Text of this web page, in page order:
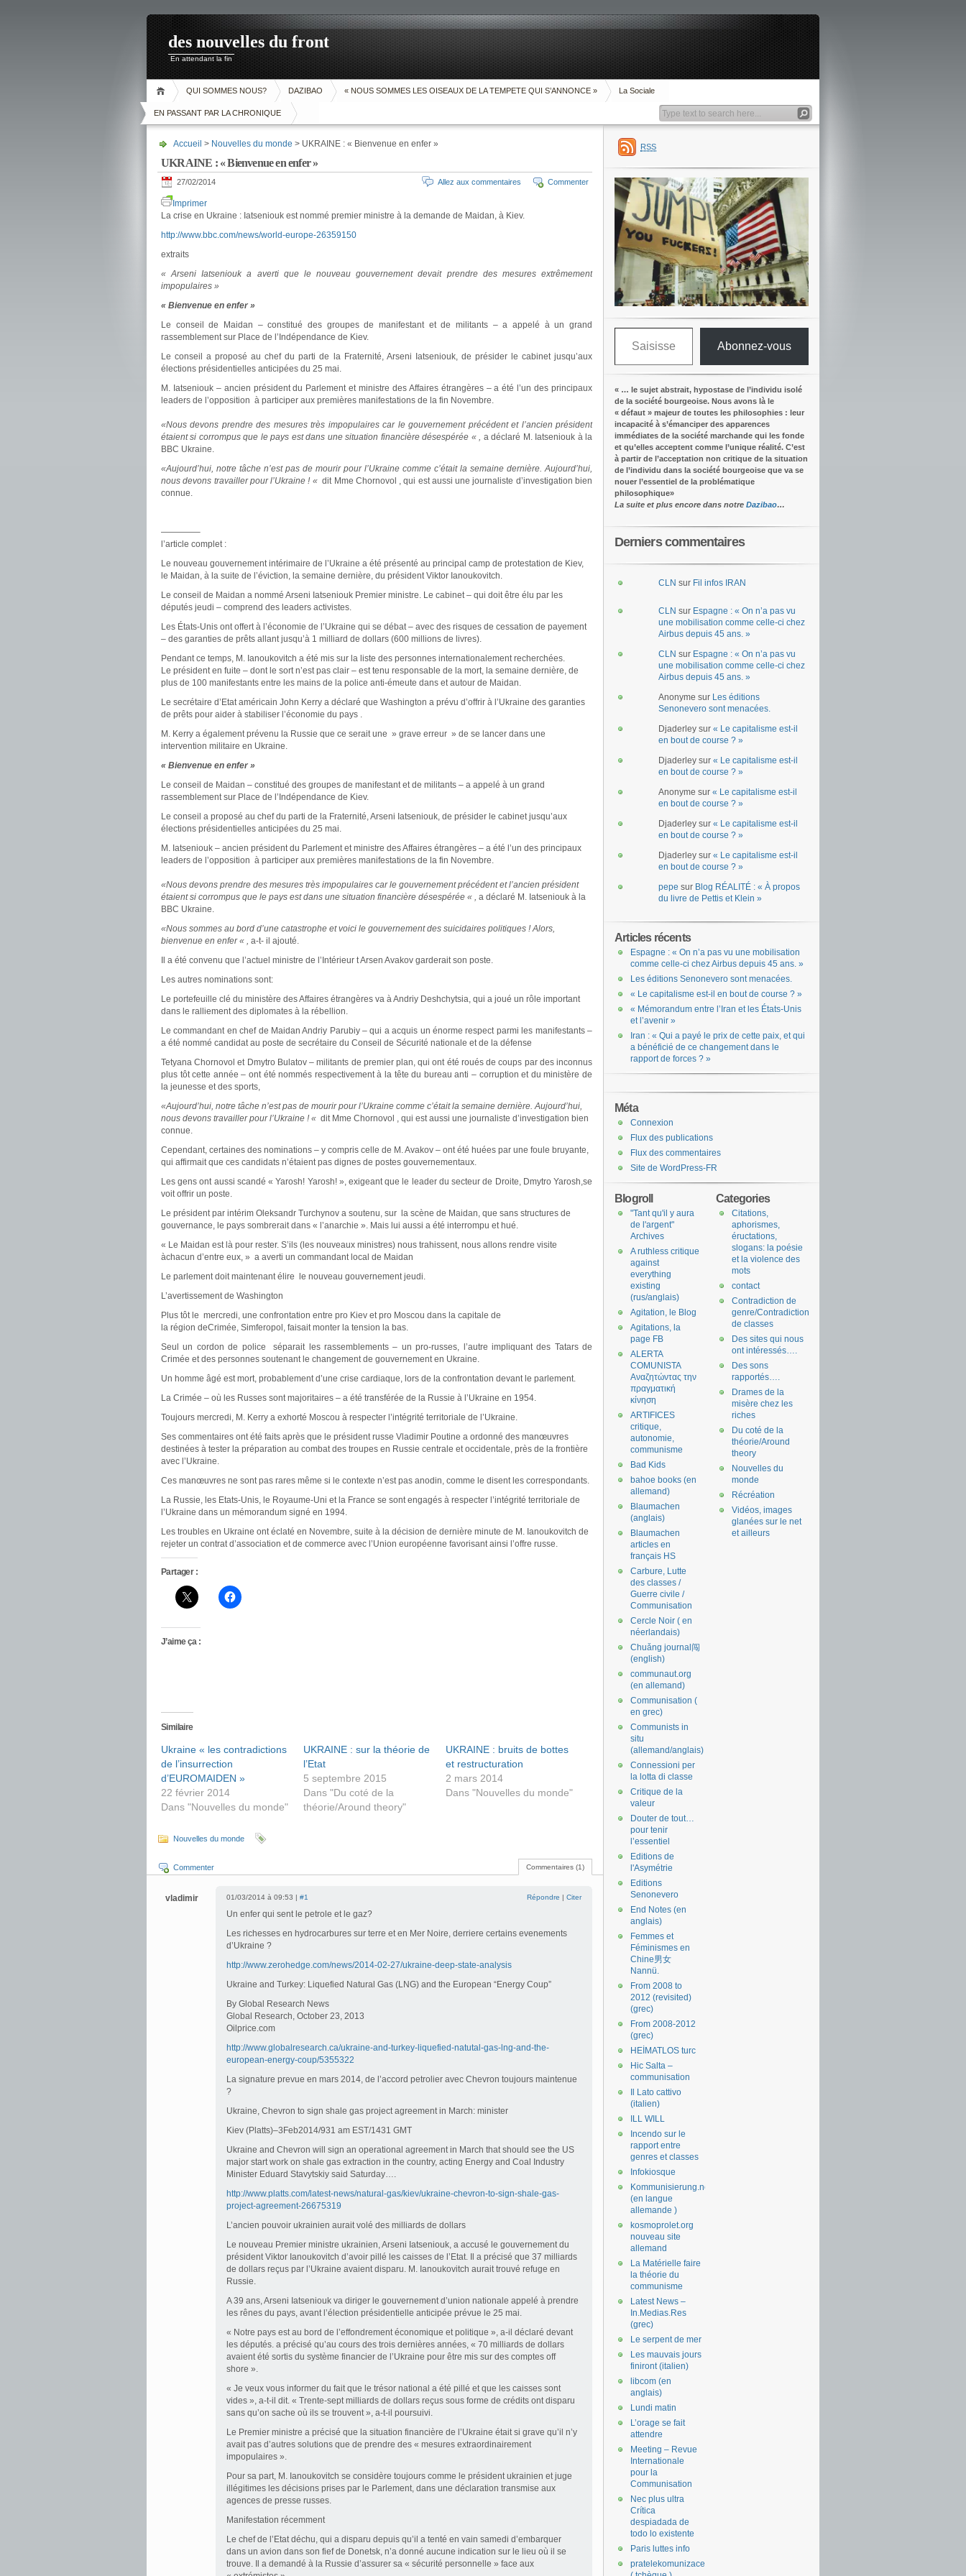
des nouvelles du front
En attendant la fin
QUI SOMMES NOUS? DAZIBAO « NOUS SOMMES LES OISEAUX DE LA TEMPETE QUI S’ANNONCE » La Sociale
EN PASSANT PAR LA CHRONIQUE
Accueil > Nouvelles du monde > UKRAINE : « Bienvenue en enfer »
UKRAINE : « Bienvenue en enfer »
27/02/2014 Commenter
Allez aux commentaires
Imprimer
La crise en Ukraine : Iatseniouk est nommé premier ministre à la demande de Maidan, à Kiev.
http://www.bbc.com/news/world-europe-26359150
extraits
« Arseni Iatseniouk a averti que le nouveau gouvernement devait prendre des mesures extrêmement
impopulaires »
« Bienvenue en enfer »
Le conseil de Maidan – constitué des groupes de manifestant et de militants – a appelé à un grand
rassemblement sur Place de l’Indépendance de Kiev.
Le conseil a proposé au chef du parti de la Fraternité, Arseni Iatseniouk, de présider le cabinet jusqu’aux
élections présidentielles anticipées du 25 mai.
M. Iatseniouk – ancien président du Parlement et ministre des Affaires étrangères – a été l’un des principaux
leaders de l’opposition à participer aux premières manifestations de la fin Novembre.
«Nous devons prendre des mesures très impopulaires car le gouvernement précédent et l’ancien président
étaient si corrompus que le pays est dans une situation financière désespérée « , a déclaré M. Iatseniouk à la
BBC Ukraine.
«Aujourd’hui, notre tâche n’est pas de mourir pour l’Ukraine comme c’était la semaine dernière. Aujourd’hui,
nous devons travailler pour l’Ukraine ! « dit Mme Chornovol , qui est aussi une journaliste d’investigation bien
connue.
————–
l’article complet :
Le nouveau gouvernement intérimaire de l’Ukraine a été présenté au principal camp de protestation de Kiev,
le Maidan, à la suite de l’éviction, la semaine dernière, du président Viktor Ianoukovitch.
Le conseil de Maidan a nommé Arseni Iatseniouk Premier ministre. Le cabinet – qui doit être élu par les
députés jeudi – comprend des leaders activistes.
Les États-Unis ont offert à l’économie de l’Ukraine qui se débat – avec des risques de cessation de payement
– des garanties de prêts allant jusqu’à 1 milliard de dollars (600 millions de livres).
Pendant ce temps, M. Ianoukovitch a été mis sur la liste des personnes internationalement recherchées.
Le président en fuite – dont le sort n’est pas clair – est tenu responsable de la mort, la semaine dernière, de
plus de 100 manifestants entre les mains de la police anti-émeute dans et autour de Maidan.
Le secrétaire d’Etat américain John Kerry a déclaré que Washington a prévu d’offrir à l’Ukraine des garanties
de prêts pour aider à stabiliser l’économie du pays .
M. Kerry a également prévenu la Russie que ce serait une » grave erreur » de se lancer dans une
intervention militaire en Ukraine.
« Bienvenue en enfer »
Le conseil de Maidan – constitué des groupes de manifestant et de militants – a appelé à un grand
rassemblement sur Place de l’Indépendance de Kiev.
Le conseil a proposé au chef du parti de la Fraternité, Arseni Iatseniouk, de présider le cabinet jusqu’aux
élections présidentielles anticipées du 25 mai.
M. Iatseniouk – ancien président du Parlement et ministre des Affaires étrangères – a été l’un des principaux
leaders de l’opposition à participer aux premières manifestations de la fin Novembre.
«Nous devons prendre des mesures très impopulaires car le gouvernement précédent et l’ancien président
étaient si corrompus que le pays est dans une situation financière désespérée « , a déclaré M. Iatseniouk à la
BBC Ukraine.
«Nous sommes au bord d’une catastrophe et voici le gouvernement des suicidaires politiques ! Alors,
bienvenue en enfer « , a-t- il ajouté.
Il a été convenu que l’actuel ministre de l’Intérieur t Arsen Avakov garderait son poste.
Les autres nominations sont:
Le portefeuille clé du ministère des Affaires étrangères va à Andriy Deshchytsia, qui a joué un rôle important
dans le ralliement des diplomates à la rébellion.
Le commandant en chef de Maidan Andriy Parubiy – qui a acquis un énorme respect parmi les manifestants –
a été nommé candidat au poste de secrétaire du Conseil de Sécurité nationale et de la défense
Tetyana Chornovol et Dmytro Bulatov – militants de premier plan, qui ont été roués de coups par des inconnus
plus tôt cette année – ont été nommés respectivement à la tête du bureau anti – corruption et du ministère de
la jeunesse et des sports,
«Aujourd’hui, notre tâche n’est pas de mourir pour l’Ukraine comme c’était la semaine dernière. Aujourd’hui,
nous devons travailler pour l’Ukraine ! « dit Mme Chornovol , qui est aussi une journaliste d’investigation bien
connue.
Cependant, certaines des nominations – y compris celle de M. Avakov – ont été huées par une foule bruyante,
qui affirmait que ces candidats n’étaient pas dignes de postes gouvernementaux.
Les gens ont aussi scandé « Yarosh! Yarosh! », exigeant que le leader du secteur de Droite, Dmytro Yarosh,se
voit offrir un poste.
Le président par intérim Oleksandr Turchynov a soutenu, sur la scène de Maidan, que sans structures de
gouvernance, le pays sombrerait dans « l’anarchie ». Mais lui aussi a été interrompu et hué.
« Le Maidan est là pour rester. S’ils (les nouveaux ministres) nous trahissent, nous allons rendre visite
àchacun d’entre eux, » a averti un commandant local de Maidan
Le parlement doit maintenant élire le nouveau gouvernement jeudi.
L’avertissement de Washington
Plus tôt le mercredi, une confrontation entre pro Kiev et pro Moscou dans la capitale de
la région deCrimée, Simferopol, faisait monter la tension la bas.
Seul un cordon de police séparait les rassemblements – un pro-russes, l’autre impliquant des Tatars de
Crimée et des personnes soutenant le changement de gouvernement en Ukraine.
Un homme âgé est mort, probablement d’une crise cardiaque, lors de la confrontation devant le parlement.
La Crimée – où les Russes sont majoritaires – a été transférée de la Russie à l’Ukraine en 1954.
Toujours mercredi, M. Kerry a exhorté Moscou à respecter l’intégrité territoriale de l’Ukraine.
Ses commentaires ont été faits après que le président russe Vladimir Poutine a ordonné des manœuvres
destinées à tester la préparation au combat des troupes en Russie centrale et occidentale, près de la frontière
avec l’Ukraine.
Ces manœuvres ne sont pas rares même si le contexte n’est pas anodin, comme le disent les correspondants.
La Russie, les Etats-Unis, le Royaume-Uni et la France se sont engagés à respecter l’intégrité territoriale de
l’Ukraine dans un mémorandum signé en 1994.
Les troubles en Ukraine ont éclaté en Novembre, suite à la décision de dernière minute de M. Ianoukovitch de
rejeter un contrat d’association et de commerce avec l’Union européenne favorisant ainsi l’offre russe.
Partager :
J’aime ça :
Similaire
Ukraine « les contradictions
de l’insurrection
d’EUROMAIDEN »
22 février 2014
Dans "Nouvelles du monde"
UKRAINE : sur la théorie de
l’Etat
5 septembre 2015
Dans "Du coté de la
théorie/Around theory"
UKRAINE : bruits de bottes
et restructuration
2 mars 2014
Dans "Nouvelles du monde"
Nouvelles du monde
Commentaires (1)
Commenter
vladimir 01/03/2014 à 09:53 | #1 Répondre | Citer
Un enfer qui sent le petrole et le gaz?
Les richesses en hydrocarbures sur terre et en Mer Noire, derriere certains evenements
d’Ukraine ?
http://www.zerohedge.com/news/2014-02-27/ukraine-deep-state-analysis
Ukraine and Turkey: Liquefied Natural Gas (LNG) and the European “Energy Coup”
By Global Research News
Global Research, October 23, 2013
Oilprice.com
http://www.globalresearch.ca/ukraine-and-turkey-liquefied-natutal-gas-lng-and-the-
european-energy-coup/5355322
La signature prevue en mars 2014, de l’accord petrolier avec Chevron toujours maintenue
?
Ukraine, Chevron to sign shale gas project agreement in March: minister
Kiev (Platts)–3Feb2014/931 am EST/1431 GMT
Ukraine and Chevron will sign an operational agreement in March that should see the US
major start work on shale gas extraction in the country, acting Energy and Coal Industry
Minister Eduard Stavytskiy said Saturday….
http://www.platts.com/latest-news/natural-gas/kiev/ukraine-chevron-to-sign-shale-gas-
project-agreement-26675319
L’ancien pouvoir ukrainien aurait volé des milliards de dollars
Le nouveau Premier ministre ukrainien, Arseni Iatseniouk, a accusé le gouvernement du
président Viktor Ianoukovitch d’avoir pillé les caisses de l’Etat. Il a précisé que 37 milliards
de dollars reçus par l’Ukraine avaient disparu. M. Ianoukovitch aurait trouvé refuge en
Russie.
A 39 ans, Arseni Iatseniouk va diriger le gouvernement d’union nationale appelé à prendre
les rênes du pays, avant l’élection présidentielle anticipée prévue le 25 mai.
« Notre pays est au bord de l’effondrement économique et politique », a-il déclaré devant
les députés. a précisé qu’au cours des trois dernières années, « 70 milliards de dollars
avaient été sortis du système financier de l’Ukraine pour être mis sur des comptes off
shore ».
« Je veux vous informer du fait que le trésor national a été pillé et que les caisses sont
vides », a-t-il dit. « Trente-sept milliards de dollars reçus sous forme de crédits ont disparu
sans qu’on sache où ils se trouvent », a-t-il poursuivi.
Le Premier ministre a précisé que la situation financière de l’Ukraine était si grave qu’il n’y
avait pas d’autres solutions que de prendre des « mesures extraordinairement
impopulaires ».
Pour sa part, M. Ianoukovitch se considère toujours comme le président ukrainien et juge
illégitimes les décisions prises par le Parlement, dans une déclaration transmise aux
agences de presse russes.
Manifestation récemment
Le chef de l’Etat déchu, qui a disparu depuis qu’il a tenté en vain samedi d’embarquer
dans un avion dans son fief de Donetsk, n’a donné aucune indication sur le lieu où il se
trouve. Il a demandé à la Russie d’assurer sa « sécurité personnelle » face aux
RSS
Saisissez votre adresse e-mail…
Abonnez-vous
« … le sujet abstrait, hypostase de l’individu isolé
de la société bourgeoise. Nous avons là le
« défaut » majeur de toutes les philosophies : leur
incapacité à s’émanciper des apparences
immédiates de la société marchande qui les fonde
et qu’elles acceptent comme l’unique réalité. C’est
à partir de l’acceptation non critique de la situation
de l’individu dans la société bourgeoise que va se
nouer l’essentiel de la problématique
philosophique»
La suite et plus encore dans notre Dazibao…
Derniers commentaires
CLN sur Fil infos IRAN
CLN sur Espagne : « On n’a pas vu
une mobilisation comme celle-ci chez
Airbus depuis 45 ans. »
CLN sur Espagne : « On n’a pas vu
une mobilisation comme celle-ci chez
Airbus depuis 45 ans. »
Anonyme sur Les éditions
Senonevero sont menacées.
Djaderley sur « Le capitalisme est-il
en bout de course ? »
Djaderley sur « Le capitalisme est-il
en bout de course ? »
Anonyme sur « Le capitalisme est-il
en bout de course ? »
Djaderley sur « Le capitalisme est-il
en bout de course ? »
Djaderley sur « Le capitalisme est-il
en bout de course ? »
pepe sur Blog RÉALITÉ : « À propos
du livre de Pettis et Klein »
Articles récents
Espagne : « On n’a pas vu une mobilisation
comme celle-ci chez Airbus depuis 45 ans. »
Les éditions Senonevero sont menacées.
« Le capitalisme est-il en bout de course ? »
« Mémorandum entre l’Iran et les États-Unis
et l’avenir »
Iran : « Qui a payé le prix de cette paix, et qui
a bénéficié de ce changement dans le
rapport de forces ? »
Méta
Connexion
Flux des publications
Flux des commentaires
Site de WordPress-FR
Categories
Citations,
aphorismes,
éructations,
slogans: la poésie
et la violence des
mots
contact
Contradiction de
genre/Contradiction
de classes
Des sites qui nous
ont intéressés….
Des sons
rapportés….
Drames de la
misère chez les
riches
Du coté de la
théorie/Around
theory
Nouvelles du
monde
Récréation
Vidéos, images
glanées sur le net
et ailleurs
Blogroll
"Tant qu'il y aura
de l'argent"
Archives
A ruthless critique
against
everything
existing
(rus/anglais)
Agitation, le Blog
Agitations, la
page FB
ALERTA
COMUNISTA
Αναζητώντας την
πραγματική
κίνηση
ARTIFICES
critique,
autonomie,
communisme
Bad Kids
bahoe books (en
allemand)
Blaumachen
(anglais)
Blaumachen
articles en
français HS
Carbure, Lutte
des classes /
Guerre civile /
Communisation
Cercle Noir ( en
néerlandais)
Chuǎng journal闯
(english)
communaut.org
(en allemand)
Communisation (
en grec)
Communists in
situ
(allemand/anglais)
Connessioni per
la lotta di classe
Critique de la
valeur
Douter de tout…
pour tenir
l’essentiel
Editions de
l'Asymétrie
Editions
Senonevero
End Notes (en
anglais)
Femmes et
Féminismes en
Chine男女
Nannü.
From 2008 to
2012 (revisited)
(grec)
From 2008-2012
(grec)
HEİMATLOS turc
Hic Salta –
communisation
Il Lato cattivo
(italien)
ILL WILL
Incendo sur le
rapport entre
genres et classes
Infokiosque
Kommunisierung.net
(en langue
allemande )
kosmoprolet.org
nouveau site
allemand
La Matérielle faire
la théorie du
communisme
Latest News –
In.Medias.Res
(grec)
Le serpent de mer
Les mauvais jours
finiront (italien)
libcom (en
anglais)
Lundi matin
L’orage se fait
attendre
Meeting – Revue
Internationale
pour la
Communisation
Nec plus ultra
Crítica
despiadada de
todo lo existente
Paris luttes info
pratelekomunizace